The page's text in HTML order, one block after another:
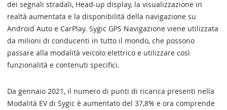
dei segnali stradali, Head-up display, la visualizzazione in
realtà aumentata e la disponibilità della navigazione su
Android Auto e CarPlay. Sygic GPS Navigazione viene utilizzata
da milioni di conducenti in tutto il mondo, che possono
passare alla modalità veicolo elettrico e utilizzare così
funzionalità e contenuti specifici.
Da gennaio 2021, il numero di punti di ricarica presenti nella
Modalità EV di Sygic è aumentato del 37,8% e ora comprende